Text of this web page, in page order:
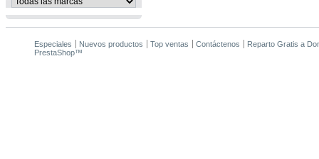
Especiales Nuevos productos Top ventas Contáctenos
Reparto Gratis a
PrestaShop™